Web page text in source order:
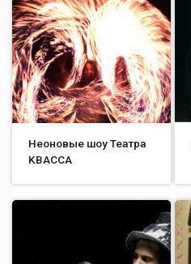
Неоновые шоу Театра
KВАССА